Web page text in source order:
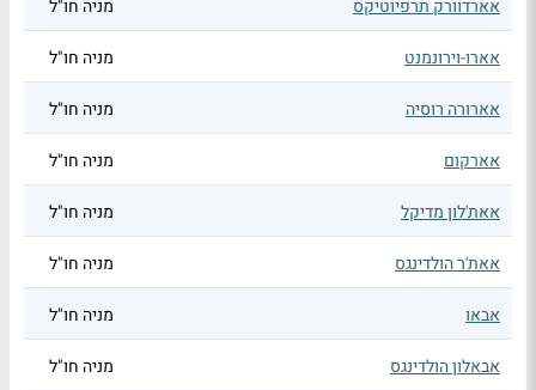
אארדוורק תרפיוטיקס מניה חו"ל
אארו-וירונמנט מניה חו"ל
אארורה רוסיה מניה חו"ל
אארקום מניה חו"ל
אאת'לון מדיקל מניה חו"ל
אאת'ר הולדינגס מניה חו"ל
אבאו מניה חו"ל
אבאלון הולדינגס מניה חו"ל